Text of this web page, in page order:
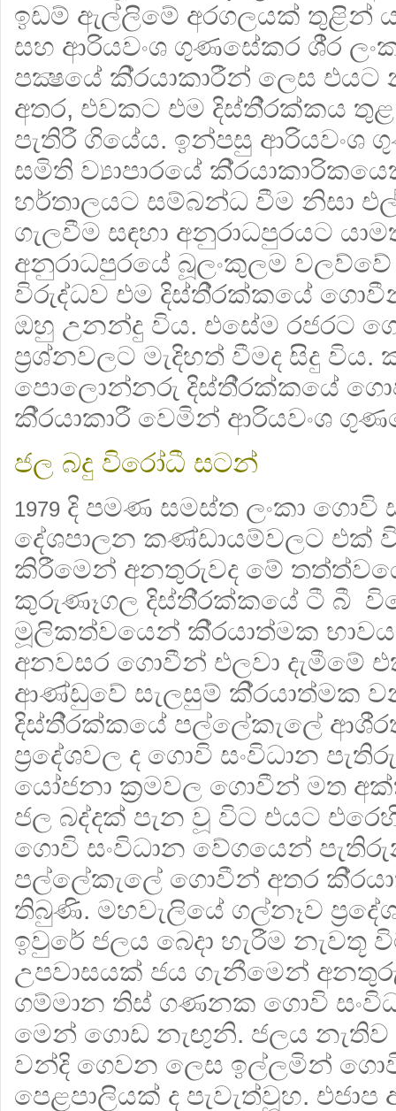
ඉඩම් ඇල්ලිමේ අරගලයක් තුළින්
සහ ආරියවංශ ගුණසේකර ශී‍්‍ර
පක්‍ෂයේ කි‍්‍රයාකාරීන් ලෙස එයට
අතර, එවකට එම දිස්ති‍්‍රක්කය
පැතිරී ගියේය. ඉන්පසු ආරියවංශ
සමිති ව්‍යාපාරයේ
හර්තාලයට සම්බන්ධ වීම නිසා
ගැලවීම සඳහා අනුරාධපුරයට
අනුරාධපුරයේ බූලංකුලම
විරුද්ධව එම දිස්ති‍්‍රක්කයේ
ඔහු උනන්දු විය. එසේම රජරට
ප‍්‍රශ්නවලට මැදිහත් වීමද සිදු විය.
පොලොන්නරු දිස්ති‍්‍රක්කයේ
කි‍්‍රයාකාරී වෙමින් ආරියවංශ
ජල බදු විරෝධී සටන්
1979 දි පමණ සමස්ත ලංකා
දේශපාලන කණ්ඩායම්වලට එක්
කිරීමෙන් අනතුරුවද මේ
කුරුණෑගල දිස්ති‍්‍රක්කයේ ටී බී
මූලිකත්වයෙන් කි‍්‍රයාත්මක
අනවසර ගොවීන් එලවා දැමීමේ
ආණ්ඩුවේ සැලසුම් කි‍්‍රයාත්මක
දිස්ති‍්‍රක්කයේ පල්ලේකැලේ
ප‍්‍රදේශවල ද ගොවි සංවිධාන
යෝජනා ක‍්‍රමවල ගොවීන් මත
ජල බද්දක් පැන වූ විට එයට
ගොවි සංවිධාන වේගයෙන්
පල්ලේකැලේ ගොවීන් අතර
තිබුණි. මහවැලියේ ගල්නෑව
ඉවුරේ ජලය බෙදා හැරීම
උපවාසයක් ජය ගැනීමෙන්
ගම්මාන තිස් ගණනක ගොවි
මෙන් ගොඩ නැඟුනි. ජලය නැතිව
වන්දි ගෙවන ලෙස ඉල්ලමින්
පෙළපාලියක් ද පැවැත්වූහ.